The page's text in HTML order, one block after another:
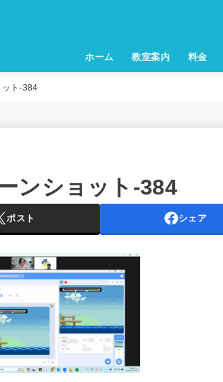
ホーム 教室案内 料金
ット-384
ンショット-384
ポスト シェア